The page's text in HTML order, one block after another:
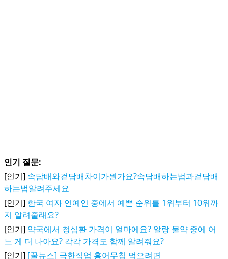
인기 질문:
[인기] 속담배와겉담배차이가뭔가요?속담배하는법과겉담배
하는법알려주세요
[인기] 한국 여자 연예인 중에서 예쁜 순위를 1위부터 10위까
지 알려줄래요?
[인기] 약국에서 청심환 가격이 얼마에요? 알랑 물약 중에 어
느 게 더 나아요? 각각 가격도 함께 알려줘요?
[인기] [꿀뉴스] 극한직업 홍어무침 먹으려면